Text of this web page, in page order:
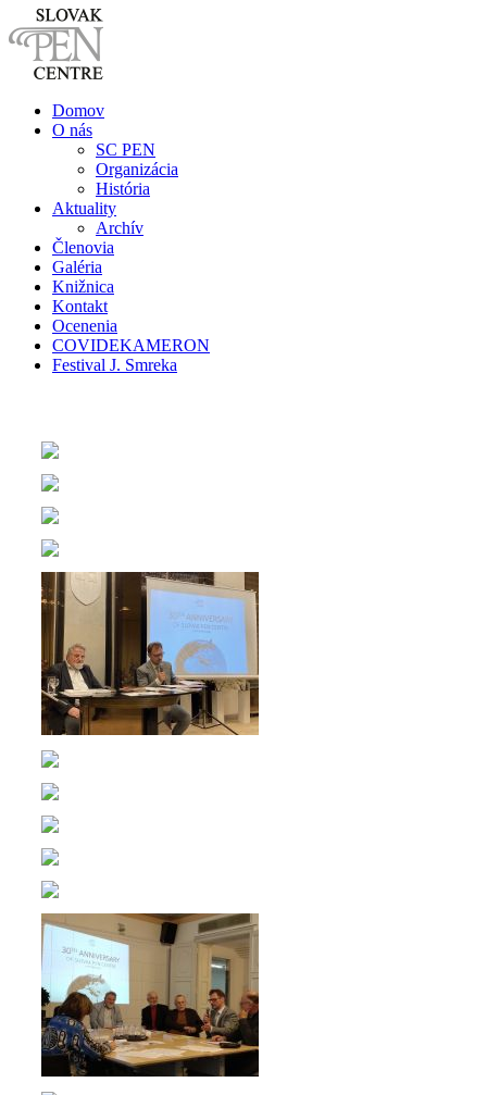
Domov
O nás
SC PEN
Organizácia
História
Aktuality
Archív
Členovia
Galéria
Knižnica
Kontakt
Ocenenia
COVIDEKAMERON
Festival J. Smreka